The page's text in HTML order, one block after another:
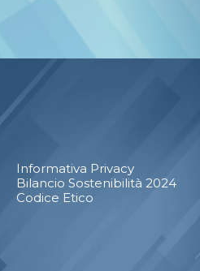
Informativa Privacy
Bilancio Sostenibilità 2024
Codice Etico